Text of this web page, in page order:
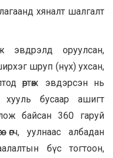
хяналт шалгалт
эвдрэлд оруулсан,
шруп (нүх) ухсан,
өртөж эвдэрсэн нь
хууль бусаар ашигт
байсан 360 гаруй
өгч, уулнаас албадан
бүс тогтоон,